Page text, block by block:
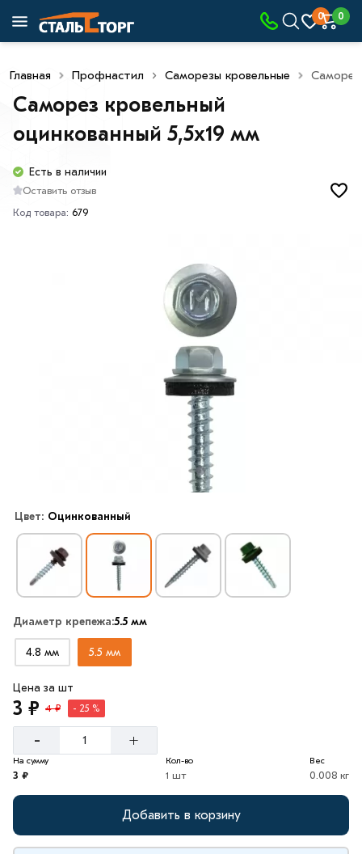
0 0
Главная Профнастил Саморезы кровельные Саморез
Саморез кровельный
оцинкованный 5,5х19 мм
Есть в наличии
Оставить отзыв
Код товара: 679
Цвет: Оцинкованный
Диаметр крепежа:5.5 мм
4.8 мм 5.5 мм
Цена за шт
3 ₽ 4 ₽ - 25 %
- +
На сумму
3 ₽
Кол-во
1 шт
Вес
0.008 кг
Добавить в корзину